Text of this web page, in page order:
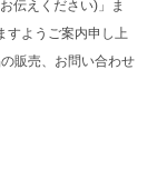
伝えください)」ま
すようご案内申し上
販売、お問い合わせ